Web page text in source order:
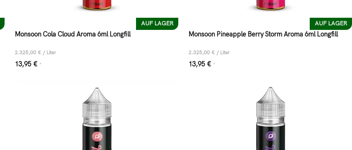
AUF LAGER
Monsoon Cola Cloud Aroma 6ml Longfill
2.325,00 € / Liter
13,95 € *
AUF LAGER
Monsoon Pineapple Berry Storm Aroma 6ml Longfill
2.325,00 € / Liter
13,95 € *